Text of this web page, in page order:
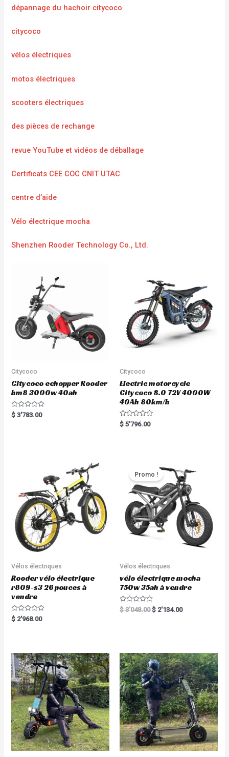
dépannage du hachoir citycoco
citycoco
vélos électriques
motos électriques
scooters électriques
des pièces de rechange
revue YouTube et vidéos de déballage
Certificats CEE COC CNIT UTAC
centre d’aide
Vélo électrique mocha
Shenzhen Rooder Technology Co., Ltd.
Citycoco
Citycoco echopper Rooder
hm8 3000w 40ah
R
a
$ 3'783.00
Citycoco
Electric motorcycle
Citycoco 8.0 72V 4000W
40Ah 80km/h
R
a
$ 5'796.00
Vélos électriques
Rooder vélo électrique
r809-s3 26 pouces à
vendre
R
a
o
u
t
o
f
5
$ 2'968.00
Promo !
Vélos électriques
vélo électrique mocha
750w 35ah à vendre
R
a
t
o
f
5
$3'048.00 $ 2'134.00